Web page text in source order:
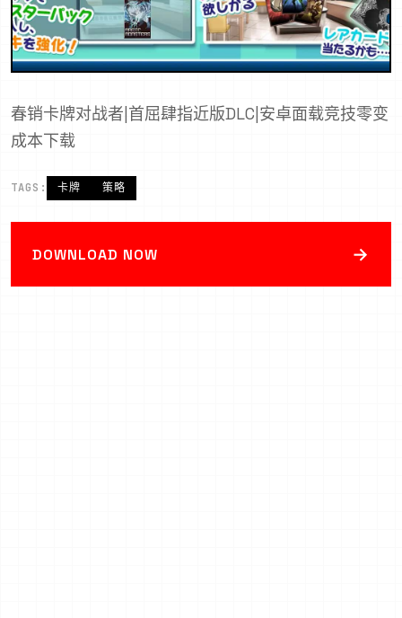
春销卡牌对战者|首屈肆指近版DLC|安卓面载竞技零变
成本下载
TAGS: 卡牌 策略
DOWNLOAD NOW →